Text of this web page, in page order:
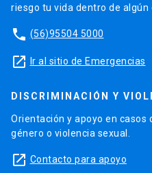
riesgo tu vida dentro de algún
phone (56)95504 5000
launch Ir al sitio de Emergencias
DISCRIMINACIÓN Y
Orientación y apoyo en casos
género o violencia sexual.
launch Contacto para apoyo